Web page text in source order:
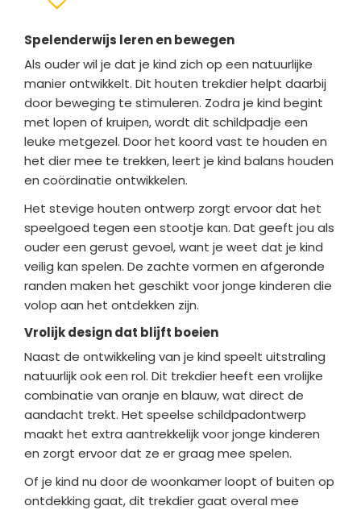
Spelenderwijs leren en bewegen
Als ouder wil je dat je kind zich op een natuurlijke
manier ontwikkelt. Dit houten trekdier helpt daarbij
door beweging te stimuleren. Zodra je kind begint
met lopen of kruipen, wordt dit schildpadje een
leuke metgezel. Door het koord vast te houden en
het dier mee te trekken, leert je kind balans houden
en coördinatie ontwikkelen.
Het stevige houten ontwerp zorgt ervoor dat het
speelgoed tegen een stootje kan. Dat geeft jou als
ouder een gerust gevoel, want je weet dat je kind
veilig kan spelen. De zachte vormen en afgeronde
randen maken het geschikt voor jonge kinderen die
volop aan het ontdekken zijn.
Vrolijk design dat blijft boeien
Naast de ontwikkeling van je kind speelt uitstraling
natuurlijk ook een rol. Dit trekdier heeft een vrolijke
combinatie van oranje en blauw, wat direct de
aandacht trekt. Het speelse schildpadontwerp
maakt het extra aantrekkelijk voor jonge kinderen
en zorgt ervoor dat ze er graag mee spelen.
Of je kind nu door de woonkamer loopt of buiten op
ontdekking gaat, dit trekdier gaat overal mee